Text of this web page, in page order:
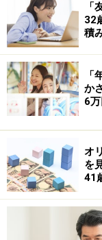
■家族構成
本人、妻（60歳
■金融資産
世帯年収：本人
の年収かは不明）
世帯金融資産：
■リスク資産の内
不明
■積立投資実績（
32
積
か
6
オ
を
41